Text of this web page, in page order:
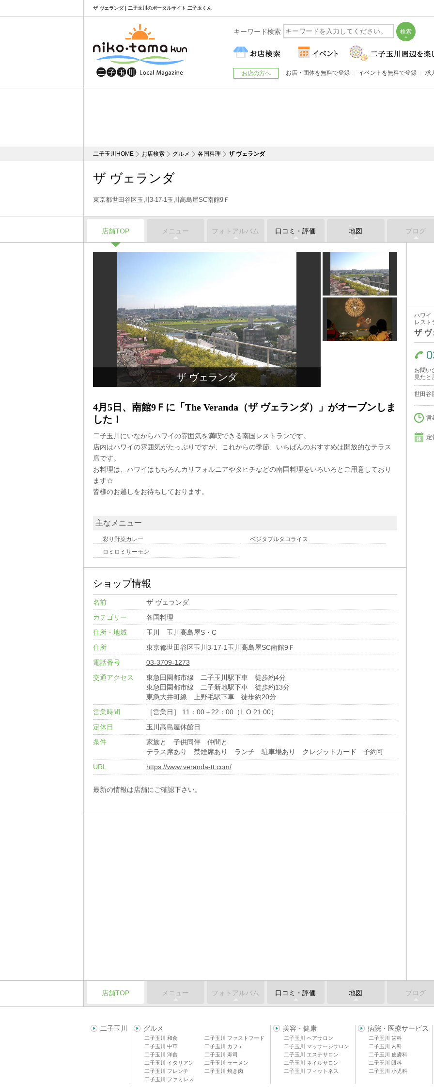
ザ ヴェランダ | 二子玉川のポータルサイト 二子玉くん
二子玉川HOME お店検索 グルメ 各国料理 ザ ヴェランダ
ザ ヴェランダ
東京都世田谷区玉川3-17-1玉川高島屋SC南館9Ｆ
店舗TOP メニュー フォトアルバム 口コミ・評価 地図 ブログ
ザ ヴェランダ
4月5日、南館9Ｆに「The Veranda（ザ ヴェランダ）」がオープンしま
した！
二子玉川にいながらハワイの雰囲気を満喫できる南国レストランです。
店内はハワイの雰囲気がたっぷりですが、これからの季節、いちばんのおすすめは開放的なテラス
席です。
お料理は、ハワイはもちろんカリフォルニアやタヒチなどの南国料理をいろいろとご用意しており
ます☆
皆様のお越しをお待ちしております。
主なメニュー
彩り野菜カレー
ベジタブルタコライス
ロミロミサーモン
ショップ情報
名前
ザ ヴェランダ
カテゴリー
各国料理
住所・地域
玉川 玉川高島屋S・C
住所
東京都世田谷区玉川3-17-1玉川高島屋SC南館9Ｆ
電話番号
03-3709-1273
交通アクセス
東急田園都市線 二子玉川駅下車 徒歩約4分
東急田園都市線 二子新地駅下車 徒歩約13分
東急大井町線 上野毛駅下車 徒歩約20分
営業時間
［営業日］ 11：00～22：00（L.O.21:00）
定休日
玉川高島屋休館日
条件
家族と 子供同伴 仲間と
テラス席あり 禁煙席あり ランチ 駐車場あり クレジットカード 予約可
URL
https://www.veranda-tt.com/
最新の情報は店舗にご確認下さい。
ハワイ
レスト
ザ ヴ
お問い
見たと
世田谷
営
定
店舗TOP メニュー フォトアルバム 口コミ・評価 地図 ブログ
二子玉川 グルメ
二子玉川 和食
二子玉川 中華
二子玉川 洋食
二子玉川 イタリアン
二子玉川 フレンチ
二子玉川 ファミレス
二子玉川 ファストフード
二子玉川 カフェ
二子玉川 寿司
二子玉川 ラーメン
二子玉川 焼き肉
美容・健康
二子玉川 ヘアサロン
二子玉川 マッサージサロン
二子玉川 エステサロン
二子玉川 ネイルサロン
二子玉川 フィットネス
病院・医療サービス
二子玉川 歯科
二子玉川 内科
二子玉川 皮膚科
二子玉川 眼科
二子玉川 小児科
キーワード検索
お店の方へ お店・団体を無料で登録 イベントを無料で登録 求